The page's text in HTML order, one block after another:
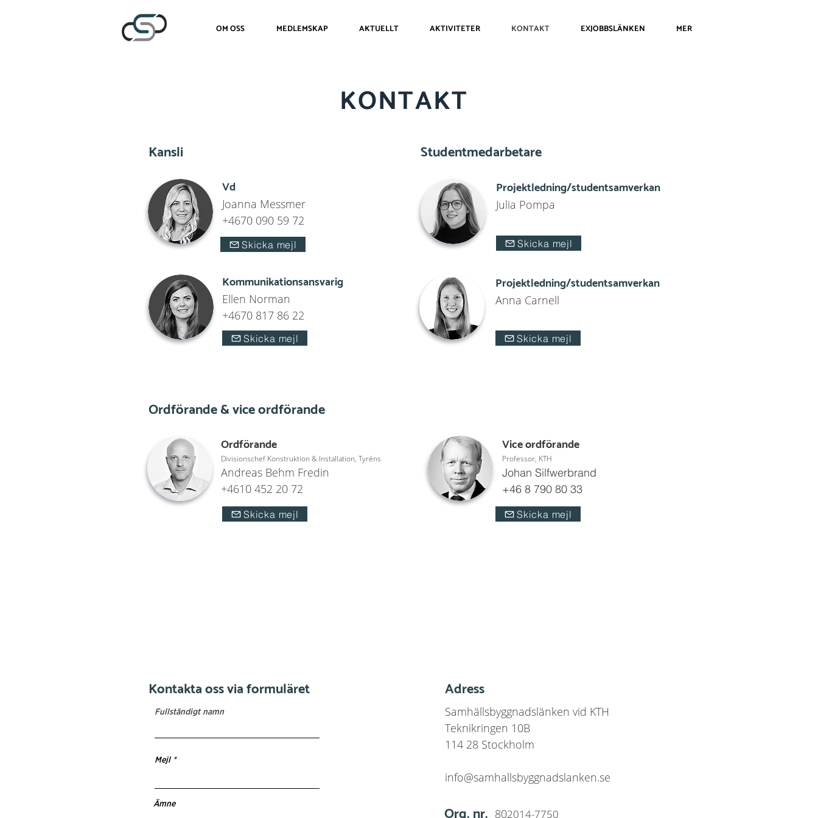
OM OSS MEDLEMSKAP AKTUELLT AKTIVITETER KONTAKT EXJOBBSLÄNKEN MER
KONTAKT
Kansli Studentmedarbetare
Skicka mejl
Vd
Joanna Messmer
+4670 090 59 72
Projektledning/studentsamverkan
Julia Pompa
Skicka mejl
Kommunikationsansvarig
Ellen Norman
+4670 817 86 22
Skicka mejl
Projektledning/studentsamverkan
Anna Carnell
Skicka mejl
Ordförande & vice ordförande
Skicka mejl Skicka mejl
Ordförande
Divisionschef Konstruktion & Installation, Tyréns
Andreas Behm Fredin
+4610 452 20 72
Vice ordförande
Professor, KTH
Johan Silfwerbrand
+46 8 790 80 33
Kontakta oss via formuläret
Fullständigt namn
Mejl
Ämne
Adress
Samhällsbyggnadslänken vid KTH
Teknikringen 10B
114 28 Stockholm
info@samhallsbyggnadslanken.se
802014-7750